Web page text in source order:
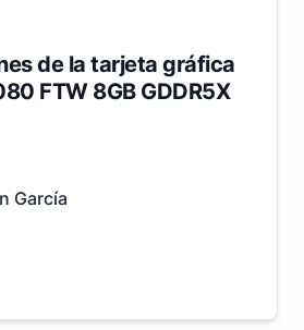
de la tarjeta gráfica
FTW 8GB GDDR5X
García